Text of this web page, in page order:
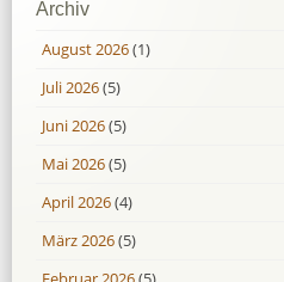
Archiv
August 2026(1)
Juli 2026(5)
Juni 2026(5)
Mai 2026(5)
April 2026(4)
März 2026(5)